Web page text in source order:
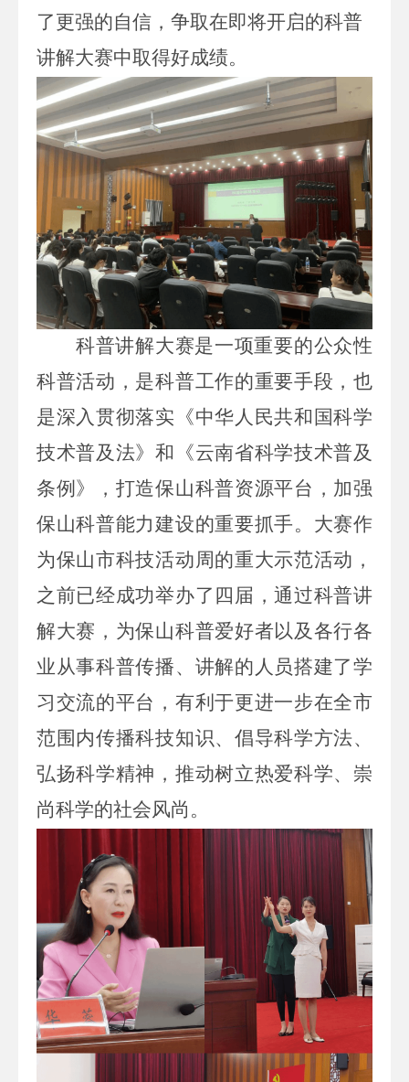
了更强的自信，争取在即将开启的科普
讲解大赛中取得好成绩。
科普讲解大赛是一项重要的公众性
科普活动，是科普工作的重要手段， 也
是深入贯彻落实《中华人民共和国科学
技术普及法》和《云南省科学技术普及
条例》，打造保山科普资源平台，加强
保山科普能力建设的重要抓手。大赛作
为保山市科技活动周的重大示范活动，
之前已经成功举办了四届，通过科普讲
解大赛，为保山科普爱好者以及 各行各
业从事科普传播、讲解的人员搭建了学
习交流的平台， 有利于更进一步在全市
范围内传播科技知识、倡导科学方法、
弘扬科学精神，推动树立热爱科学、崇
尚科学的社会风尚 。